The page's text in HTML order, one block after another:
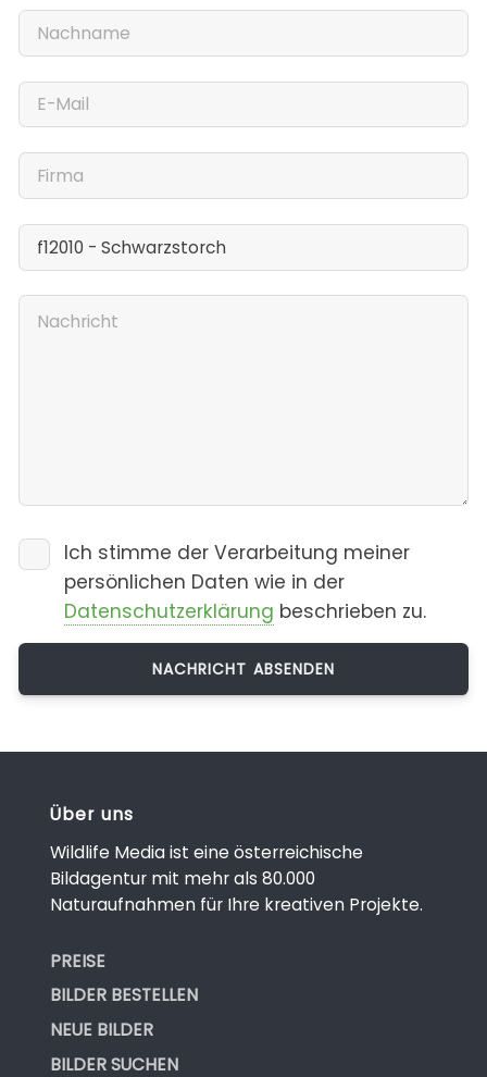
Ich stimme der Verarbeitung meiner
persönlichen Daten wie in der
Datenschutzerklärung beschrieben zu.
Über uns
Wildlife Media ist eine österreichische
Bildagentur mit mehr als 80.000
Naturaufnahmen für Ihre kreativen Projekte.
PREISE
BILDER BESTELLEN
NEUE BILDER
BILDER SUCHEN